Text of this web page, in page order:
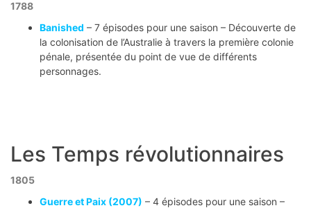
1788
Banished – 7 épisodes pour une saison – Découverte de
la colonisation de l’Australie à travers la première colonie
pénale, présentée du point de vue de différents
personnages.
Les Temps révolutionnaires
1805
Guerre et Paix (2007) – 4 épisodes pour une saison –